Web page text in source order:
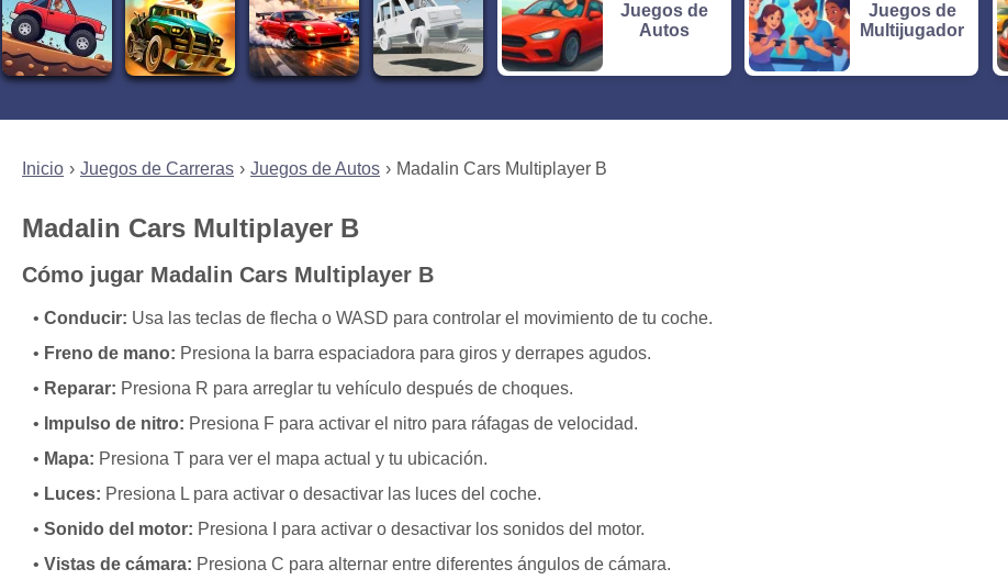
Inicio Juegos de Carreras Juegos de Autos Madalin Cars Multiplayer B
Madalin Cars Multiplayer B
Cómo jugar Madalin Cars Multiplayer B
Conducir: Usa las teclas de flecha o WASD para controlar el movimiento de tu coche.
Freno de mano: Presiona la barra espaciadora para giros y derrapes agudos.
Reparar: Presiona R para arreglar tu vehículo después de choques.
Impulso de nitro: Presiona F para activar el nitro para ráfagas de velocidad.
Mapa: Presiona T para ver el mapa actual y tu ubicación.
Luces: Presiona L para activar o desactivar las luces del coche.
Sonido del motor: Presiona I para activar o desactivar los sonidos del motor.
Vistas de cámara: Presiona C para alternar entre diferentes ángulos de cámara.
Juegos de
Autos
Juegos de
Multijugador